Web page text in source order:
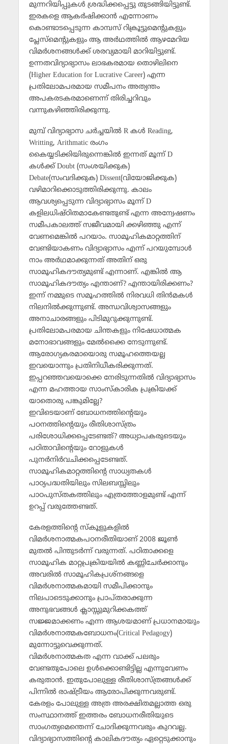
മുന്നറിയിപ്പുകള്‍ ശ്രദ്ധിക്കപ്പെട്ടു തുടങ്ങിയിട്ടുണ്ട്.
ഇരകളെ ആകര്‍ഷിക്കാന്‍ എന്നോണം
കൊണ്ടാടപ്പെടുന്ന കാമ്പസ് റിക്രൂട്ടുമെന്റുകളും
പ്ലേസ്‌മെന്റുകളും ആ അര്‍ഥത്തില്‍ ആഴമേറിയ
വിമര്‍ശനങ്ങള്‍ക്ക് ശരവ്യമായി മാറിയിട്ടുണ്ട്.
ഉന്നതവിദ്യാഭ്യാസം ലാഭകരമായ തൊഴിലിനെ
(Higher Education for Lucrative Career) എന്ന
പ്രതിലോമപരമായ സമീപനം അത്യന്തം
അപകരടകരമാണെന്ന് തിരിച്ചറിവും
വന്നുകഴിഞ്ഞിരിക്കുന്നു.
മുമ്പ് വിദ്യാഭ്യാസ ചര്‍ച്ചയില്‍ R കള്‍ Reading,
Writting, Arithmatic രംഗം
കൈയ്യടിക്കിയിരുന്നെങ്കില്‍ ഇന്നത് മൂന്ന് D
കള്‍ക്ക് Doubt (സംശയിക്കുക)
Debate(സംവദിക്കുക) Dissent(വിയോജിക്കുക)
വഴിമാറിക്കൊടുത്തിരിക്കുന്നു. കാലം
ആവശ്യപ്പെടുന്ന വിദ്യാഭ്യാസം മൂന്ന് D
കളിലധിഷ്ഠിതമാകേണ്ടതുണ്ട് എന്ന അന്വേഷണം
സമീപകാലത്ത് സജീവമായി ക്കഴിഞ്ഞു എന്ന്
വേണമെങ്കില്‍ പറയാം. സാമൂഹികമാറ്റത്തിന്
വേണ്ടിയാകണം വിദ്യാഭ്യാസം എന്ന് പറയുമ്പോള്‍
നാം അര്‍ഥമാക്കുന്നത് അതിന് ഒരു
സാമൂഹികദൗത്യമുണ്ട് എന്നാണ്. എങ്കില്‍ ആ
സാമൂഹികദൗത്യം എന്താണ്? എന്തായിരിക്കണം?
ഇന്ന് നമ്മുടെ സമൂഹത്തില്‍ നിരവധി തിന്‍മകള്‍
നിലനില്‍ക്കുന്നുണ്ട്. അന്ധവിശ്വാസങ്ങളും
അനാചാരങ്ങളും പിടിമുറുക്കുന്നുണ്ട്.
പ്രതിലോമപരമായ ചിന്തകളും നിഷേധാത്മക
മനോഭാവങ്ങളും മേല്‍ക്കൈ നേടുന്നുണ്ട്.
ആരോഗ്യകരമായൊരു സമൂഹത്തെയല്ല
ഇവയൊന്നും പ്രതിനിധീകരിക്കുന്നത്.
ഇപ്പറഞ്ഞവയൊക്കെ നേരിടുന്നതില്‍ വിദ്യാഭ്യാസം
എന്ന മഹത്തായ സാംസ്‌കാരിക പ്രക്രിയക്ക്
യാതൊരു പങ്കുമില്ലേ?
ഇവിടെയാണ് ബോധനത്തിന്റെയും
പഠനത്തിന്റെയും രീതിശാസ്ത്രം
പരിശോധിക്കപ്പെടേണ്ടത്? അധ്യാപകരുടെയും
പഠിതാവിന്റെയും റോളുകള്‍
പുനര്‍നിര്‍വചിക്കപ്പെടേണ്ടത്.
സാമൂഹികമാറ്റത്തിന്റെ സാധ്യതകള്‍
പാഠ്യപദ്ധതിയിലും സിലബസ്സിലും
പാഠപുസ്തകത്തിലും എത്രത്തോളമുണ്ട് എന്ന്
ഉറപ്പ് വരുത്തേണ്ടത്.
കേരളത്തിന്റെ സ്‌കൂളുകളില്‍
വിമര്‍ശനാത്മകപഠനരീതിയാണ് 2008 ജൂണ്‍
മുതല്‍ പിന്തുടര്‍ന്ന് വരുന്നത്. പഠിതാക്കളെ
സാമൂഹിക മാറ്റപ്രക്രിയയില്‍ കണ്ണിചേര്‍ക്കാനും
അവരില്‍ സാമൂഹികപ്രശ്‌നങ്ങളെ
വിമര്‍ശനാത്മകമായി സമീപിക്കാനും
നിലപാടെടുക്കാനും പ്രാപ്തരാക്കുന്ന
അനുഭവങ്ങള്‍ ക്ലാസ്സുമുറിക്കകത്ത്
സജ്ജമാക്കണം എന്ന ആശയമാണ് പ്രധാനമായും
വിമര്‍ശനാത്മകബോധനം(Critical Pedagogy)
മുന്നോട്ടുവെക്കുന്നത്.
വിമര്‍ശനാത്മകത എന്ന വാക്ക് പലരും
വേണ്ടതുപോലെ ഉള്‍ക്കൊണ്ടിട്ടില്ല എന്നുവേണം
കരുതാന്‍. ഇതുപോലുള്ള രീതിശാസ്ത്രങ്ങള്‍ക്ക്
പിന്നില്‍ രാഷ്ട്രീയം ആരോപിക്കുന്നവരുണ്ട്.
കേരളം പോലുള്ള അത്ര അരക്ഷിതമല്ലാത്ത ഒരു
സംസ്ഥാനത്ത് ഇത്തരം ബോധനരീതിയുടെ
സാംഗത്യമെന്തെന്ന് ചോദിക്കുന്നവരും കുറവല്ല.
വിദ്യാഭ്യാസത്തിന്റെ കാലികദൗത്യം ഏറ്റെടുക്കാനും